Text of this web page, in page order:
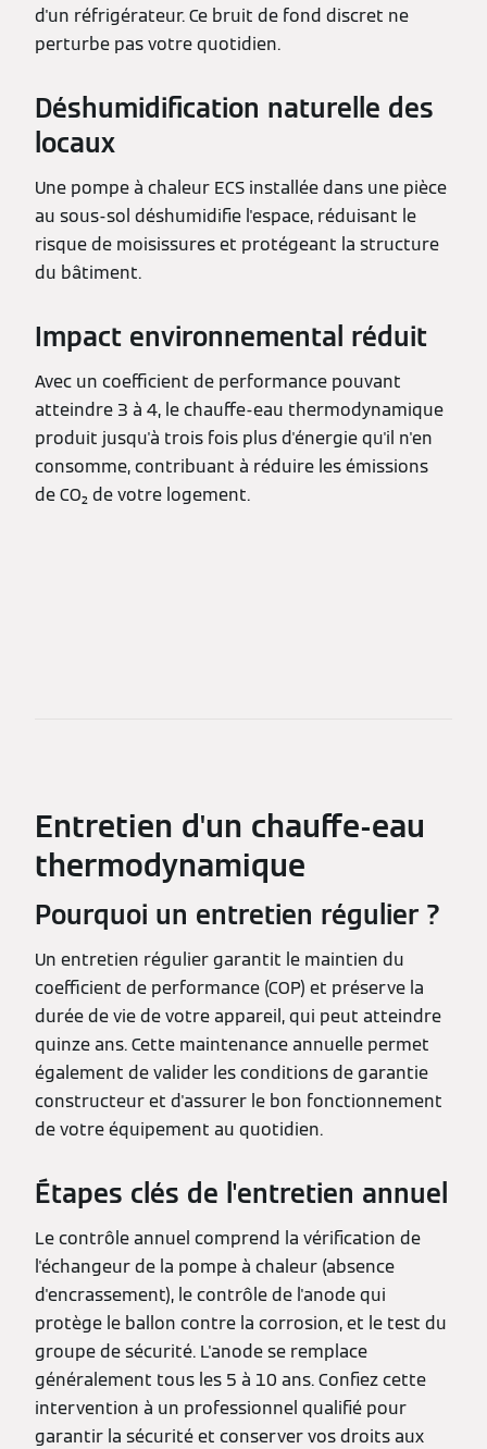
d'un réfrigérateur. Ce bruit de fond discret ne
perturbe pas votre quotidien.
Déshumidification naturelle des
locaux
Une pompe à chaleur ECS installée dans une pièce
au sous-sol déshumidifie l'espace, réduisant le
risque de moisissures et protégeant la structure
du bâtiment.
Impact environnemental réduit
Avec un coefficient de performance pouvant
atteindre 3 à 4, le chauffe-eau thermodynamique
produit jusqu'à trois fois plus d'énergie qu'il n'en
consomme, contribuant à réduire les émissions
de CO₂ de votre logement.
Entretien d'un chauffe-eau
thermodynamique
Pourquoi un entretien régulier ?
Un entretien régulier garantit le maintien du
coefficient de performance (COP) et préserve la
durée de vie de votre appareil, qui peut atteindre
quinze ans. Cette maintenance annuelle permet
également de valider les conditions de garantie
constructeur et d'assurer le bon fonctionnement
de votre équipement au quotidien.
Étapes clés de l'entretien annuel
Le contrôle annuel comprend la vérification de
l'échangeur de la pompe à chaleur (absence
d'encrassement), le contrôle de l'anode qui
protège le ballon contre la corrosion, et le test du
groupe de sécurité. L'anode se remplace
généralement tous les 5 à 10 ans. Confiez cette
intervention à un professionnel qualifié pour
garantir la sécurité et conserver vos droits aux